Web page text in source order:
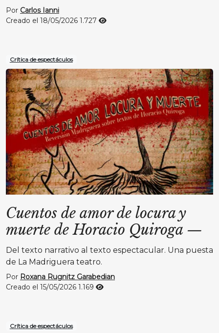
Por Carlos Ianni
Creado el 18/05/2026 1.727
Crítica de espectáculos
Cuentos de amor de locura y
muerte de Horacio Quiroga —
Del texto narrativo al texto espectacular. Una puesta
de La Madriguera teatro.
Por Roxana Rugnitz Garabedian
Creado el 15/05/2026 1.169
Crítica de espectáculos